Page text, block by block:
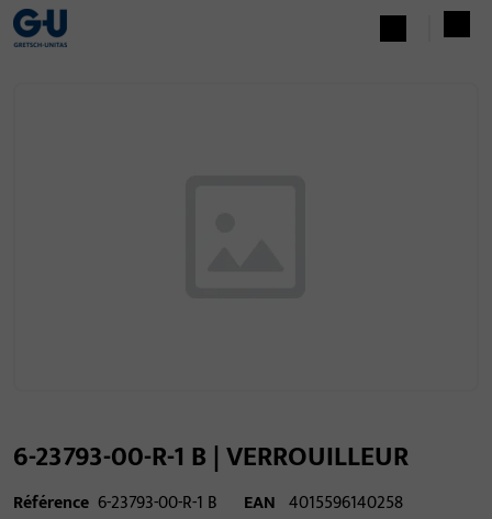
6-23793-00-R-1 B | VERROUILLEUR
Référence 6-23793-00-R-1 B EAN 4015596140258